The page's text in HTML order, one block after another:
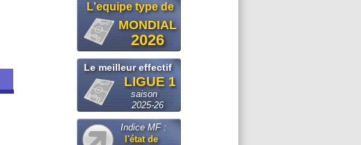
L'equipe type de
MONDIAL
2026
Le meilleur effectif
LIGUE 1
saison
2025-26
Indice MF :
l'état de